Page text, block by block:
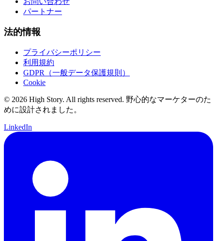
パートナー
法的情報
プライバシーポリシー
利用規約
GDPR（一般データ保護規則）
Cookie
© 2026 High Story. All rights reserved. 野心的なマーケターのた
めに設計されました。
LinkedIn